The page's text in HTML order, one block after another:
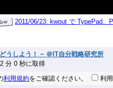
2011/06/23: kwout で TypePad
うしよう！ − ＠IT自分戦略研究所
分 0 秒に取得
利用規約をご確認ください。 利